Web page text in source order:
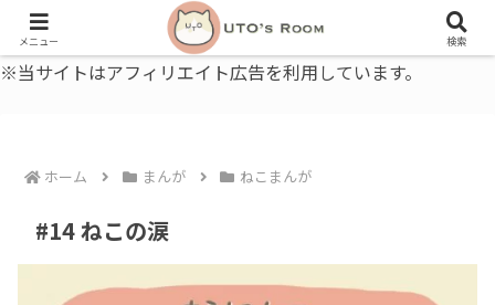
うとの部屋｜毎日に、ちょっと役立つ色と暮らし、健康のこと。
※当サイトはアフィリエイト広告を利用しています。
ホーム まんが ねこまんが
#14 ねこの涙
メニュー 検索